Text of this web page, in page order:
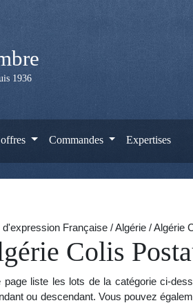
1936
Commandes Expertises
d'expression Française / Algérie / Algérie
Colis
page liste les lots de la catégorie ci-
ou descendant. Vous pouvez